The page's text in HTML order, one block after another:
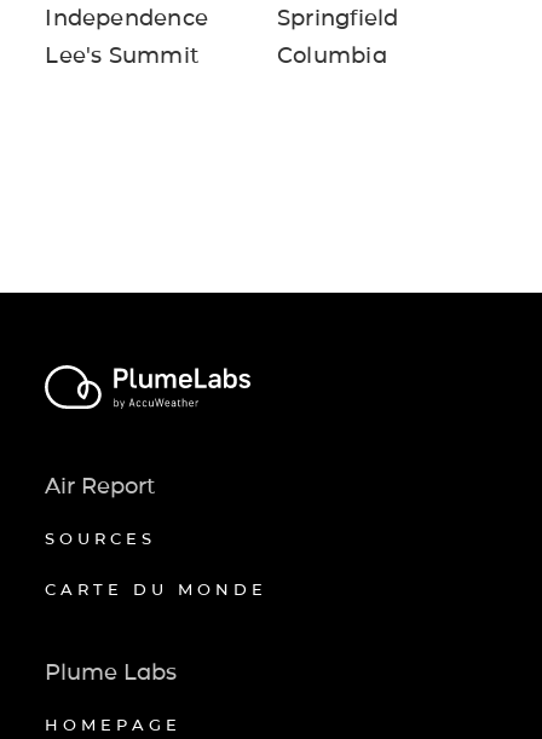
RESSOURCES
Independence
Lee's Summit
Springfield
Columbia
Air Report
SOURCES
CARTE DU MONDE
Plume Labs
HOMEPAGE